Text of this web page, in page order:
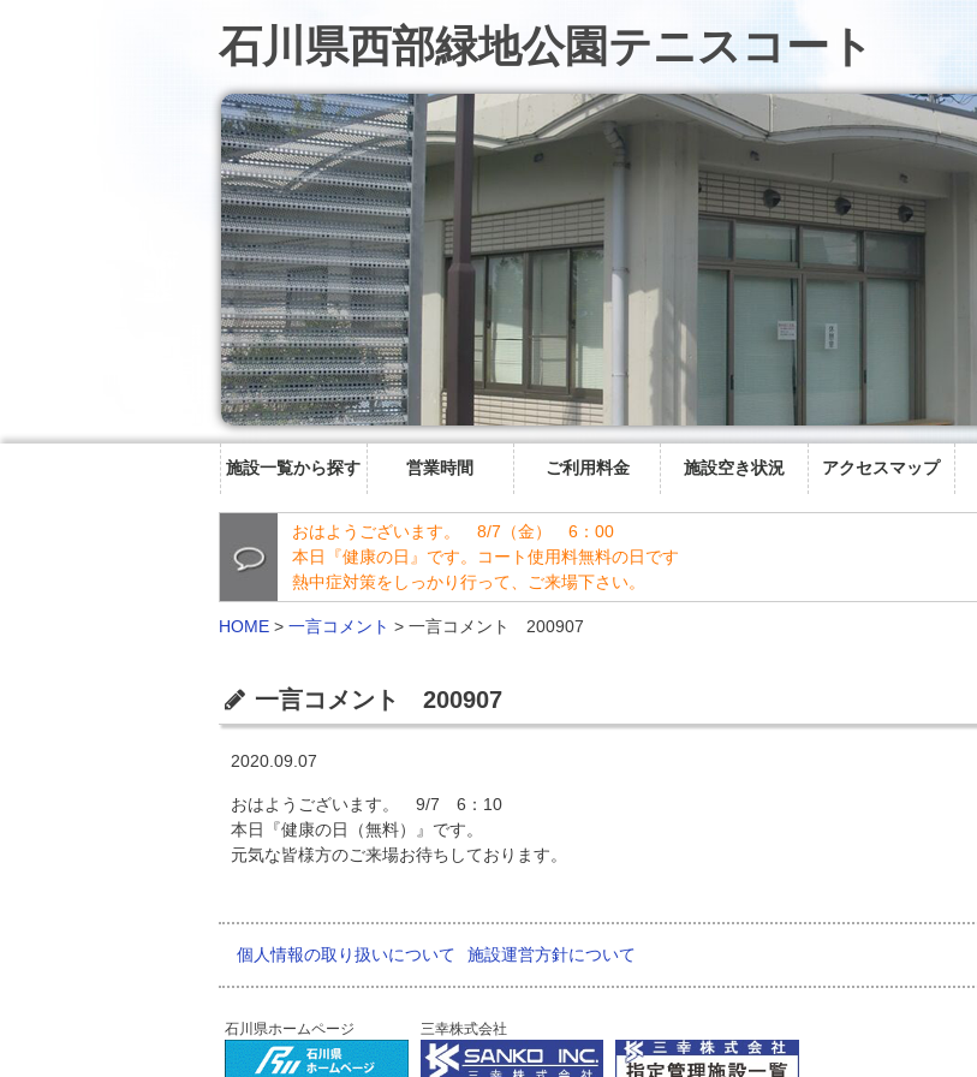
石川県西部緑地公園テニスコート
施設一覧から探す 営業時間 ご利用料金 施設空き状況 アクセスマップ
おはようございます。 8/7（金） 6：00
本日『健康の日』です。コート使用料無料の日です
熱中症対策をしっかり行って、ご来場下さい。
HOME > 一言コメント > 一言コメント 200907
一言コメント 200907
2020.09.07
おはようございます。 9/7 6：10
本日『健康の日（無料）』です。
元気な皆様方のご来場お待ちしております。
個人情報の取り扱いについて 施設運営方針について
石川県ホームページ 三幸株式会社